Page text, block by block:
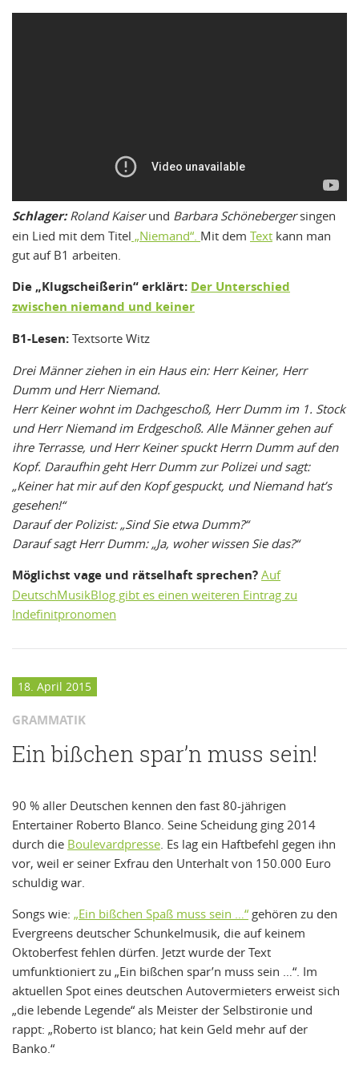
Schlager:Roland Kaiserund Barbara Schönebergersingen
ein Lied mit dem Titel „Niemand“. Mit dem Text kann man
gut auf B1 arbeiten.
Die „Klugscheißerin“ erklärt: Der Unterschied
zwischen niemand und keiner
B1-Lesen: Textsorte Witz
Drei Männer ziehen in ein Haus ein: Herr Keiner, Herr
Dumm und Herr Niemand.
Herr Keiner wohnt im Dachgeschoß, Herr Dumm im 1. Stock
und Herr Niemand im Erdgeschoß. Alle Männer gehen auf
ihre Terrasse, und Herr Keiner spuckt Herrn Dumm auf den
Kopf. Daraufhin geht Herr Dumm zur Polizei und sagt:
„Keiner hat mir auf den Kopf gespuckt, und Niemand hat’s
gesehen!“
Darauf der Polizist: „Sind Sie etwa Dumm?“
Darauf sagt Herr Dumm: „Ja, woher wissen Sie das?“
Möglichst vage und rätselhaft sprechen? Auf
DeutschMusikBlog gibt es einen weiteren Eintrag zu
Indefinitpronomen
18. April 2015
GRAMMATIK
Ein bißchen spar’n muss sein!
90 % aller Deutschen kennen den fast 80-jährigen
Entertainer Roberto Blanco. Seine Scheidung ging 2014
durch die Boulevardpresse . Es lag ein Haftbefehl gegen ihn
vor, weil er seiner Exfrau den Unterhalt von 150.000 Euro
schuldig war.
Songs wie: „Ein bißchen Spaß muss sein …“ gehören zu den
Evergreens deutscher Schunkelmusik, die auf keinem
Oktoberfest fehlen dürfen. Jetzt wurde der Text
umfunktioniert zu „Ein bißchen spar’n muss sein …“. Im
aktuellen Spot eines deutschen Autovermieters erweist sich
„die lebende Legende“ als Meister der Selbstironie und
rappt: „Roberto ist blanco; hat kein Geld mehr auf der
Banko.“